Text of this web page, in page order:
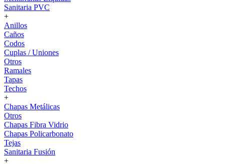
Sanitaria PVC
+
Anillos
Caños
Codos
Cuplas / Uniones
Otros
Ramales
Tapas
Techos
+
Chapas Metálicas
Otros
Chapas Fibra Vidrio
Chapas Policarbonato
Tejas
Sanitaria Fusión
+